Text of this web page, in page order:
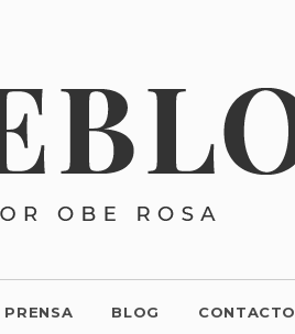
PRENSA BLOG CONTACTO